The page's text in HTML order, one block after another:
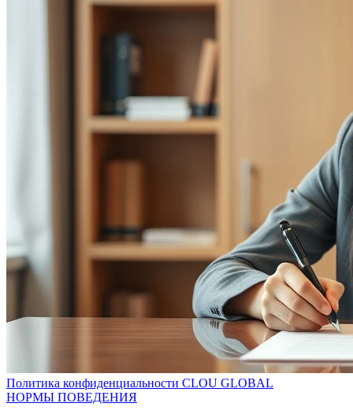
Политика конфиденциальности CLOU GLOBAL
НОРМЫ ПОВЕДЕНИЯ